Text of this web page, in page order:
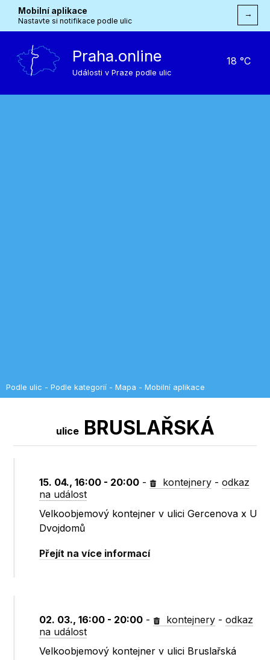
Mobilní aplikace
Nastavte si notifikace podle ulic
→
Praha.online
Události v Praze podle ulic
18 °C
Podle ulic - Podle kategorií - Mapa - Mobilní aplikace
uliceBRUSLAŘSKÁ
15. 04., 16:00 - 20:00 - kontejnery -odkaz
na událost
Velkoobjemový kontejner v ulici Gercenova x U
Dvojdomů
Přejít na více informací
02. 03., 16:00 - 20:00 - kontejnery -odkaz
na událost
Velkoobjemový kontejner v ulici Bruslařská